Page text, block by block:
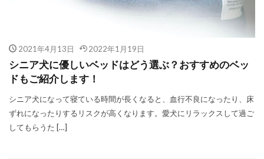
2021年4月13日 2022年1月19日
シニア犬に優しいベッドはどう選ぶ？おすすめのベッ
ドもご紹介します！
シニア犬になって寝ている時間が長くなると、血行不良になったり、床
ずれになったりするリスクが高くなります。愛犬にリラックスして過ご
してもらうた […]